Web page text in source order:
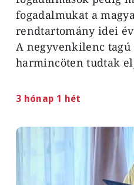
fogadalmukat a
rendtartomány idei
A negyvenkilenc
harmincöten tudtak
3 hónap 1 hét
Image